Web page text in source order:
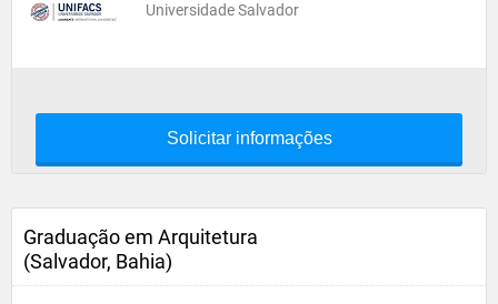
Universidade Salvador
Solicitar informações
Graduação em Arquitetura
(Salvador, Bahia)